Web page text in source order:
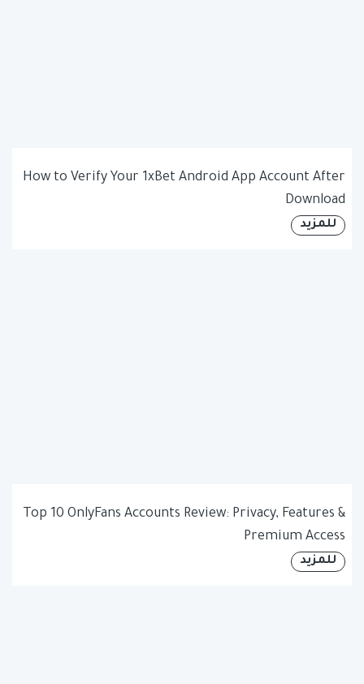
How to Verify Your 1xBet Android App Account After
Download
للمزيد
Top 10 OnlyFans Accounts Review: Privacy, Features &
Premium Access
للمزيد